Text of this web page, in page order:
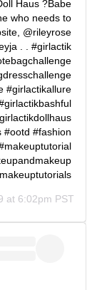
Haus ?Babe
who needs to
@rileyrose
. . #girlactik
#girlactikallure
#ootd #fashion
at 6:02pm PST